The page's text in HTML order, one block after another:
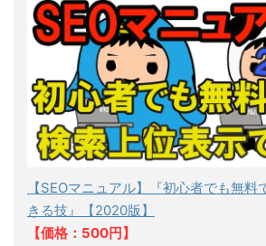
【SEOマニュアル】『初心者でも無
きる技』【2020版】
【価格：500円】